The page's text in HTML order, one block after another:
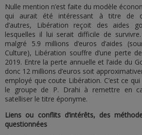
Nulle mention n’est faite du modèle
qui aurait été intéressant à titre de
d’autres, Libération reçoit des aides
lesquelles il lui serait difficile de
malgré 5.9 millions d’euros d’aides
Culture), Libération souffre d’une perte
2019. Entre la perte annuelle et l’aide du
donc 12 millions d’euros soit
employé que coute Libération. C’est ce
le groupe de P. Drahi à remettre en
satelliser le titre éponyme.
Liens ou conflits d’intérêts, des
questionnées